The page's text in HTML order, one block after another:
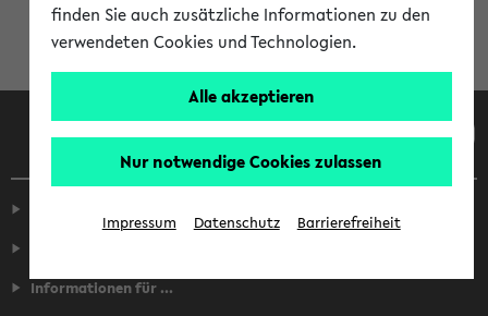
Informationen für ...
finden Sie auch zusätzliche Informationen zu den
verwendeten Cookies und Technologien.
Alle akzeptieren
Nur notwendige Cookies zulassen
Impressum Datenschutz Barrierefreiheit